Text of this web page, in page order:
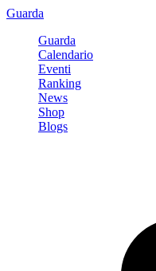
Guarda
Guarda
Calendario
Eventi
Ranking
News
Shop
Blogs